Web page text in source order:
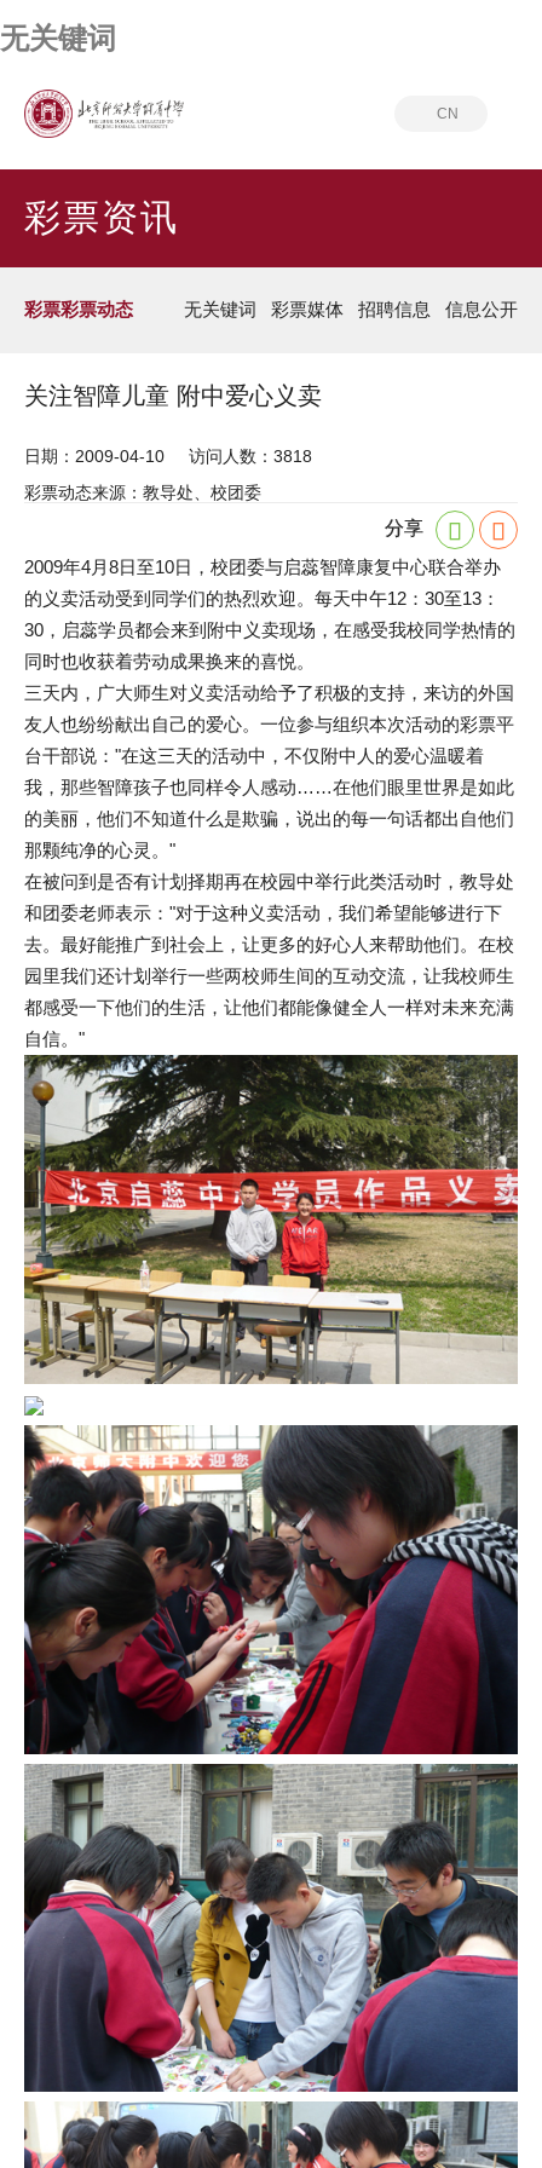
无关键词
CN
彩票资讯
彩票彩票动态 无关键词 彩票媒体 招聘信息 信息公开
关注智障儿童 附中爱心义卖
日期：2009-04-10
访问人数：3818
彩票动态来源：教导处、校团委
分享
2009年4月8日至10日，校团委与启蕊智障康复中心联合举办
的义卖活动受到同学们的热烈欢迎。每天中午12：30至13：
30，启蕊学员都会来到附中义卖现场，在感受我校同学热情的
同时也收获着劳动成果换来的喜悦。
三天内，广大师生对义卖活动给予了积极的支持，来访的外国
友人也纷纷献出自己的爱心。一位参与组织本次活动的彩票平
台干部说："在这三天的活动中，不仅附中人的爱心温暖着
我，那些智障孩子也同样令人感动……在他们眼里世界是如此
的美丽，他们不知道什么是欺骗，说出的每一句话都出自他们
那颗纯净的心灵。"
在被问到是否有计划择期再在校园中举行此类活动时，教导处
和团委老师表示："对于这种义卖活动，我们希望能够进行下
去。最好能推广到社会上，让更多的好心人来帮助他们。在校
园里我们还计划举行一些两校师生间的互动交流，让我校师生
都感受一下他们的生活，让他们都能像健全人一样对未来充满
自信。"